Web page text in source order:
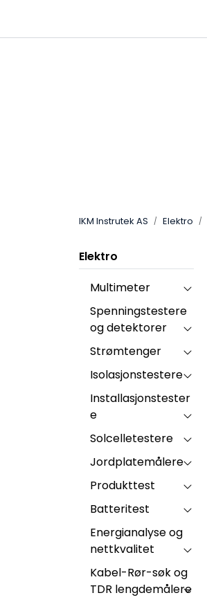
IKM Instrutek AS Elektro
Elektro
Multimeter
Spenningstestere
og detektorer
Strømtenger
Isolasjonstestere
Installasjonstester
e
Solcelletestere
Jordplatemålere
Produkttest
Batteritest
Energianalyse og
nettkvalitet
Kabel-Rør-søk og
TDR lengdemålere